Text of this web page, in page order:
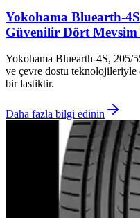
Yokohama Bluearth-
Güvenilir Dört
Yokohama Bluearth-4S, 205/
ve çevre dostu
bir lastiktir.
Daha fazla bilgi edinin